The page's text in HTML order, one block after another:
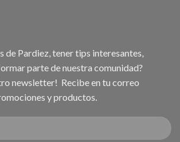
de Pardiez, tener tips interesantes,
parte de nuestra comunidad?
newsletter! Recibe en tu correo
y productos.